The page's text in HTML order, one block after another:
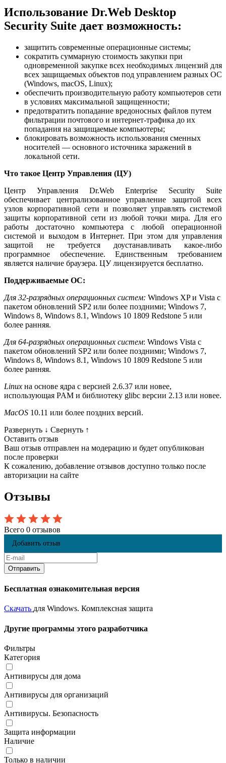
Использование Dr.Web Desktop
Security Suite дает возможность:
защитить современные операционные системы;
сократить суммарную стоимость закупки при
одновременной закупке всех необходимых лицензий для
всех защищаемых объектов под управлением разных ОС
(Windows, macOS, Linux);
обеспечить производительную работу компьютеров сети
в условиях максимальной защищенности;
предотвратить попадание вредоносных файлов путем
фильтрации почтового и интернет-трафика до их
попадания на защищаемые компьютеры;
блокировать возможность использования сменных
носителей — основного источника заражений в
локальной сети.
Что такое Центр Управления (ЦУ)
Центр Управления Dr.Web Enterprise Security Suite
обеспечивает централизованное управление защитой всех
узлов корпоративной сети и позволяет управлять системой
защиты корпоративной сети из любой точки мира. Для его
работы достаточно компьютера с любой операционной
системой и выходом в Интернет. При этом для управления
защитой не требуется доустанавливать какое-либо
программное обеспечение. Единственным требованием
является наличие браузера. ЦУ лицензируется бесплатно.
Поддерживаемые ОС:
Для 32-разрядных операционных систем: Windows XP и Vista с
пакетом обновлений SP2 или более поздними; Windows 7,
Windows 8, Windows 8.1, Windows 10 1809 Redstone 5 или
более ранняя.
Для 64-разрядных операционных систем: Windows Vista с
пакетом обновлений SP2 или более поздними; Windows 7,
Windows 8, Windows 8.1, Windows 10 1809 Redstone 5 или
более ранняя.
Linux на основе ядра с версией 2.6.37 или новее,
использующая PAM и библиотеку glibc версии 2.13 или новее.
MacOS 10.11 или более поздних версий.
Развернуть ↓ Свернуть ↑
Оставить отзыв
Ваш отзыв отправлен на модерацию и будет опубликован
после проверки
К сожалению, добавление отзывов доступно только после
авторизации на сайте
Отзывы
Всего 0 отзывов
Добавить отзыв
Бесплатная ознакомительная версия
Скачать для Windows. Комплексная защита
Другие программы этого разработчика
Фильтры
Категория
Антивирусы для дома
Антивирусы для организаций
Антивирусы. Безопасность
Защита информации
Наличие
Только в наличии